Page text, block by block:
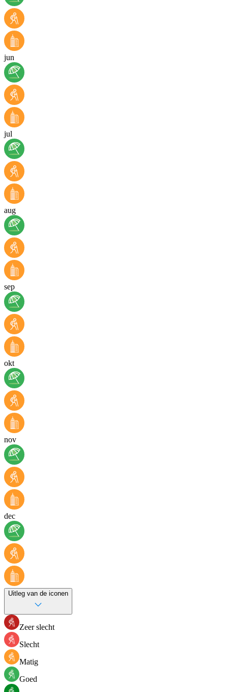
jun
jul
aug
sep
okt
nov
dec
Uitleg van de iconen
Zeer slecht
Slecht
Matig
Goed